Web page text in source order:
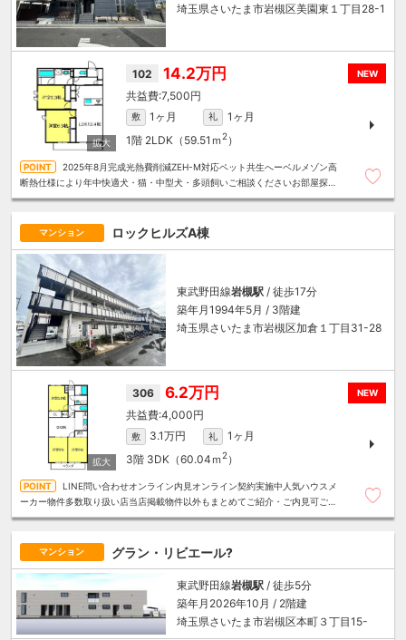
埼玉県さいたま市岩槻区美園東１丁目28-1
NEW
102 14.2万円
7,500円
敷 1ヶ月 礼
1ヶ月
1階 2LDK（59.51ｍ 2）
2025年8月完成光熱費削減ZEH-M対応ペット共生へーベルメゾン高
断熱仕様により年中快適犬・猫・中型犬・多頭飼いご相談くださいお部屋探し
マンション ロックヒルズA棟
東武野田線岩槻駅 / 徒歩17分
築年月1994年5月 / 3階建
埼玉県さいたま市岩槻区加倉１丁目31-28
NEW
306 6.2万円
4,000円
敷 3.1万円 礼
1ヶ月
3階 3DK（60.04ｍ 2）
LINE問い合わせオンライン内見オンライン契約実施中人気ハウスメ
ーカー物件多数取り扱い店当店掲載物件以外もまとめてご紹介・ご内見可ご予
マンション グラン・リビエール?
東武野田線岩槻駅 / 徒歩5分
築年月2026年10月 / 2階建
埼玉県さいたま市岩槻区本町３丁目15-